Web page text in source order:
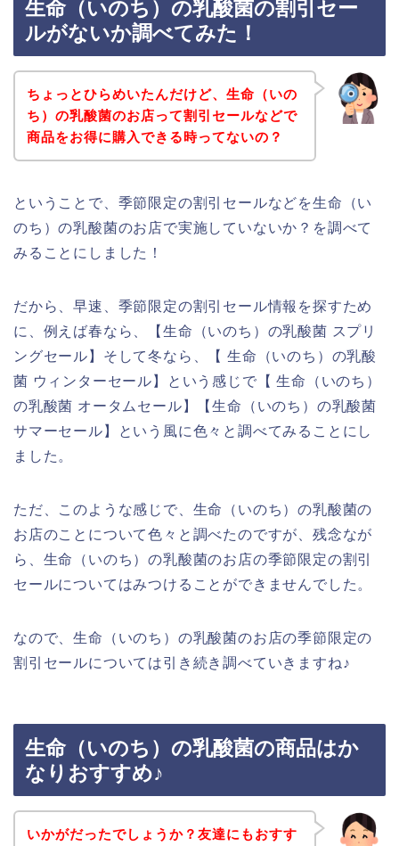
生命（いのち）の乳酸菌の割引セー
ルがないか調べてみた！
ちょっとひらめいたんだけど、生命（いの
ち）の乳酸菌のお店って割引セールなどで
商品をお得に購入できる時ってないの？
ということで、季節限定の割引セールなどを生命（い
のち）の乳酸菌のお店で実施していないか？を調べて
みることにしました！
だから、早速、季節限定の割引セール情報を探すため
に、例えば春なら、【生命（いのち）の乳酸菌 スプリ
ングセール】そして冬なら、【 生命（いのち）の乳酸
菌 ウィンターセール】という感じで【 生命（いのち）
の乳酸菌 オータムセール】【生命（いのち）の乳酸菌
サマーセール】という風に色々と調べてみることにし
ました。
ただ、このような感じで、生命（いのち）の乳酸菌の
お店のことについて色々と調べたのですが、残念なが
ら、生命（いのち）の乳酸菌のお店の季節限定の割引
セールについてはみつけることができませんでした。
なので、生命（いのち）の乳酸菌のお店の季節限定の
割引セールについては引き続き調べていきますね♪
生命（いのち）の乳酸菌の商品はか
なりおすすめ♪
いかがだったでしょうか？友達にもおすす